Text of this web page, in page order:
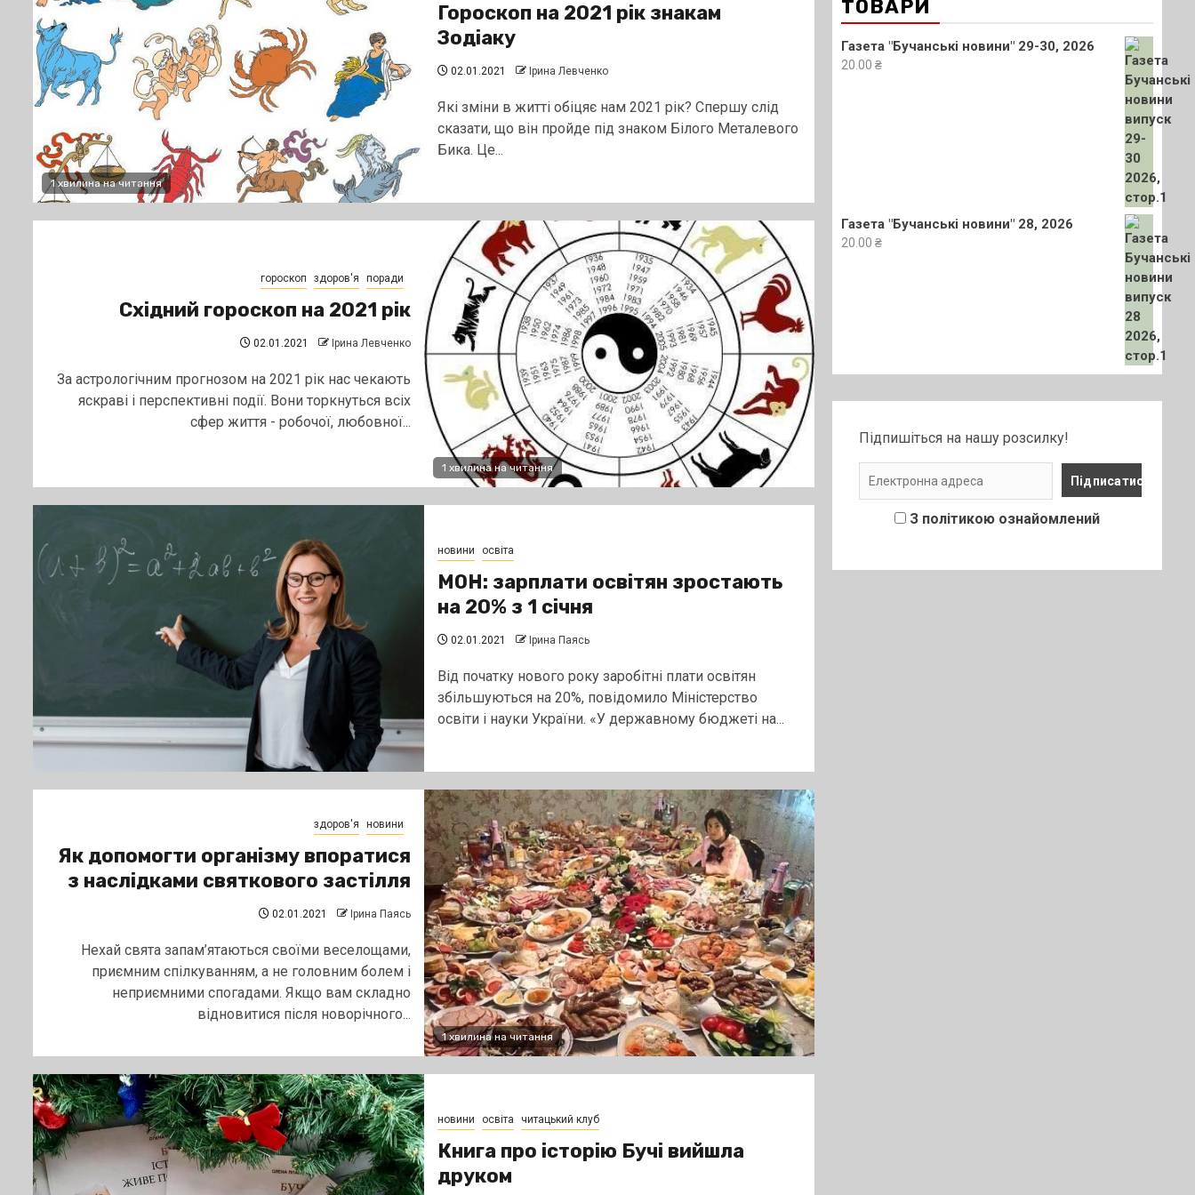
1 хвилина на читання
Гороскоп на 2021 рік знакам
Зодіаку
02.01.2021 Ірина Левченко
Які зміни в житті обіцяє нам 2021 рік? Спершу слід
сказати, що він пройде під знаком Білого Металевого
Бика. Це...
1 хвилина на читання
гороскоп здоров'я поради
Східний гороскоп на 2021 рік
02.01.2021 Ірина Левченко
За астрологічним прогнозом на 2021 рік нас чекають
яскраві і перспективні події. Вони торкнуться всіх
сфер життя - робочої, любовної...
новини освіта
МОН: зарплати освітян зростають
на 20% з 1 січня
02.01.2021 Ірина Паясь
Від початку нового року заробітні плати освітян
збільшуються на 20%, повідомило Міністерство
освіти і науки України. «У державному бюджеті на...
1 хвилина на читання
здоров'я новини
Як допомогти організму впоратися
з наслідками святкового застілля
02.01.2021 Ірина Паясь
Нехай свята запам’ятаються своїми веселощами,
приємним спілкуванням, а не головним болем і
неприємними спогадами. Якщо вам складно
відновитися після новорічного...
новини освіта читацький клуб
Книга про історію Бучі вийшла
друком
ТОВАРИ
Газета "Бучанські новини" 29-30, 2026
20.00 ₴
Газета "Бучанські новини" 28, 2026
20.00 ₴
Підпишіться на нашу розсилку!
З політикою ознайомлений